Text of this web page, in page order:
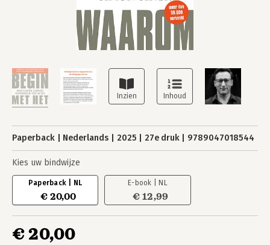
Paperback Nederlands 2025 27e druk 9789047018544
Kies uw bindwijze
Paperback | NL
€ 20,00
E-book | NL
€ 12,99
€ 20,00